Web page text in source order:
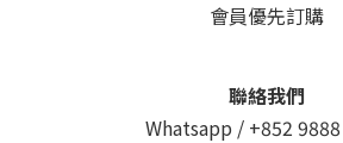
會員優先訂購
聯絡我們
Whatsapp / +852